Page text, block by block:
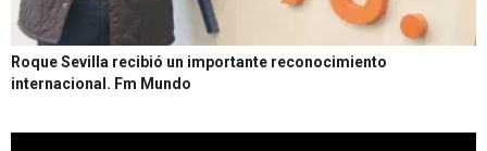
Roque Sevilla recibió un importante reconocimiento
internacional. Fm Mundo